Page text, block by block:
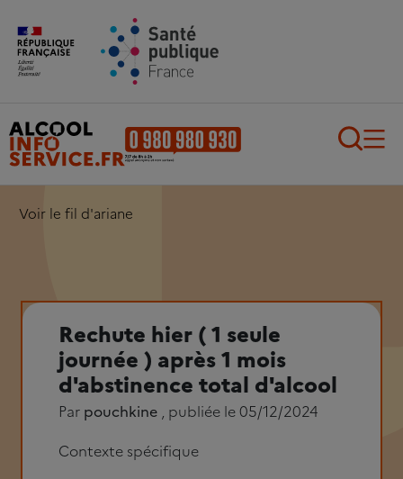
Aller au contenu principal
Voir le fil d'ariane
Rechute hier ( 1 seule
journée ) après 1 mois
d'abstinence total d'alcool
Par pouchkine , publiée le 05/12/2024
Contexte spécifique